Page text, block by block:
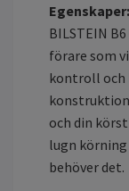
Egenskaper:
BILSTEIN
förare som
kontroll och
och din
lugn
behöver det.